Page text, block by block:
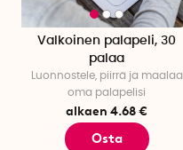
Valkoinen palapeli, 30
palaa
Luonnostele, piirrä ja maalaa
oma palapelisi
alkaen 4.68 €
Osta